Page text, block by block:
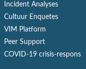
Incident Analyses
Cultuur Enquetes
VIM Platform
Peer Support
COVID-19 crisis-respons